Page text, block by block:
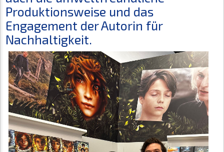
Produktionsweise und das
Engagement der Autorin für
Nachhaltigkeit.